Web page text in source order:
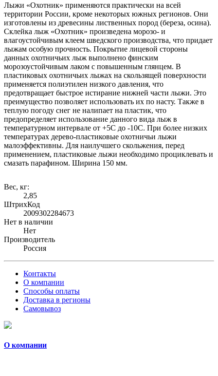
Лыжи «Охотник» применяются практически на всей
территории России, кроме некоторых южных регионов. Они
изготовлены из древесины лиственных пород (береза, осина).
Склейка лыж «Охотник» произведена морозо- и
влагоустойчивым клеем шведского производства, что придает
лыжам особую прочность. Покрытие лицевой стороны
данных охотничьих лыж выполнено финским
морозоустойчивым лаком с повышенным глянцем. В
пластиковых охотничьих лыжах на скользящей поверхности
применяется полиэтилен низкого давления, что
предотвращает быстрое истирание нижней части лыжи. Это
преимущество позволяет использовать их по насту. Также в
теплую погоду снег не налипает на пластик, что
предопределяет использование данного вида лыж в
температурном интервале от +5С до -10С. При более низких
температурах дерево-пластиковые охотничьи лыжи
малоэффективны. Для наилучшего скольжения, перед
применением, пластиковые лыжи необходимо проциклевать и
смазать парафином. Ширина 150 мм.
Вес, кг:
2,85
ШтрихКод
2009302284673
Нет в наличии
Нет
Производитель
Россия
Контакты
О компании
Способы оплаты
Доставка в регионы
Самовывоз
О компании